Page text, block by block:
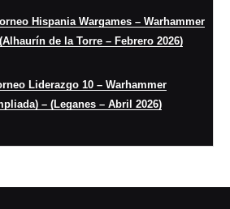
Hispania Wargames – Warhammer
de la Torre – Febrero 2026)
Liderazgo 10 – Warhammer
– (Leganes – Abril 2026)